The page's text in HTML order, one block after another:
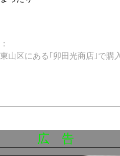
山区にある｢卯田光商店｣で購